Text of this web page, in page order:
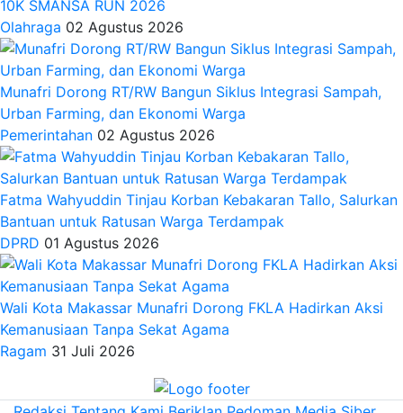
10K SMANSA RUN 2026
Olahraga 02 Agustus 2026
Munafri Dorong RT/RW Bangun Siklus Integrasi Sampah,
Urban Farming, dan Ekonomi Warga
Pemerintahan 02 Agustus 2026
Fatma Wahyuddin Tinjau Korban Kebakaran Tallo, Salurkan
Bantuan untuk Ratusan Warga Terdampak
DPRD 01 Agustus 2026
Wali Kota Makassar Munafri Dorong FKLA Hadirkan Aksi
Kemanusiaan Tanpa Sekat Agama
Ragam 31 Juli 2026